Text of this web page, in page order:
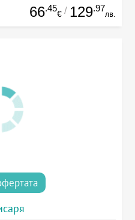
66.45
€ / 129.97
лв.